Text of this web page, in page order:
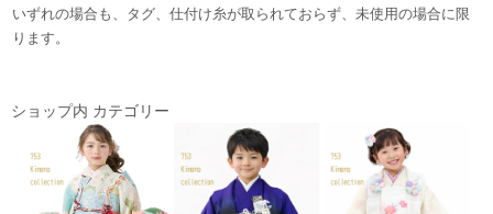
いずれの場合も、タグ、仕付け糸が取られておらず、未使用の場合に限
ります。
ショップ内 カテゴリー